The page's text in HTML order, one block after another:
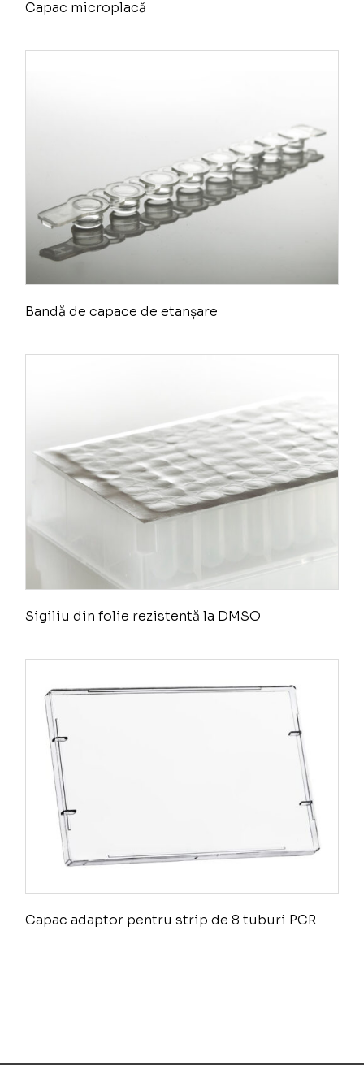
Capac microplacă
Bandă de capace de etanșare
Sigiliu din folie rezistentă la DMSO
Capac adaptor pentru strip de 8 tuburi PCR